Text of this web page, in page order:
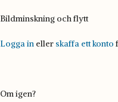
Bildminskning och flytt
Logga in eller skaffa ett konto
Om igen?